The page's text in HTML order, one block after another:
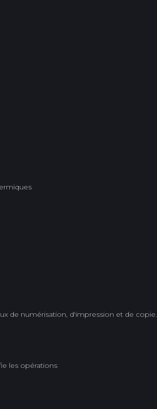
de numérisation, d'impression et de copie.
les opérations